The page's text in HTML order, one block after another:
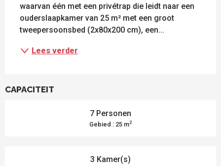
waarvan één met een privétrap die leidt naar een
ouderslaapkamer van 25 m² met een groot
tweepersoonsbed (2x80x200 cm), een...
Lees verder
CAPACITEIT
7 Personen
Gebied : 25 m2
3 Kamer(s)